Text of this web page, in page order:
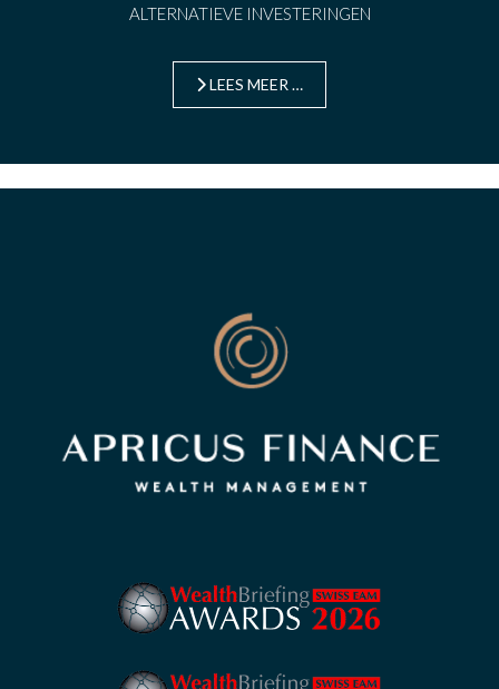
ALTERNATIEVE INVESTERINGEN
LEES MEER …